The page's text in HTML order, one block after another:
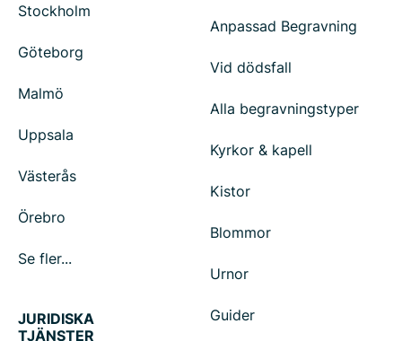
Stockholm
Göteborg
Malmö
Uppsala
Västerås
Örebro
Se fler...
Anpassad Begravning
Vid dödsfall
Alla begravningstyper
Kyrkor & kapell
Kistor
Blommor
Urnor
Guider
JURIDISKA
TJÄNSTER